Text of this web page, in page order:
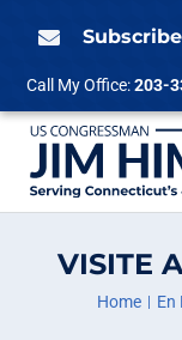

Call My Office:203-
VISITE
Home En